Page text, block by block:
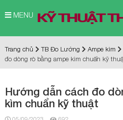
MENU
Trang chủ TB Đo Lường Ampe kìm
đo dòng rò bằng ampe kìm chuẩn kỹ
Hướng dẫn cách đo
kìm chuẩn kỹ thuật